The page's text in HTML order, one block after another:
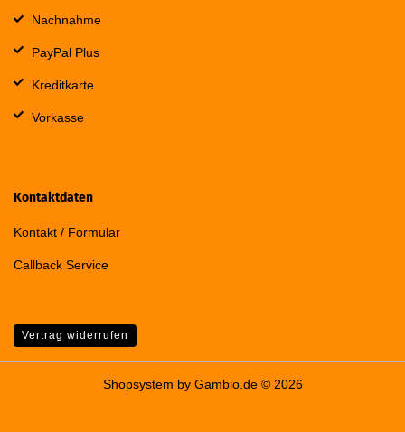
Nachnahme
PayPal Plus
Kreditkarte
Vorkasse
Kontaktdaten
Kontakt / Formular
Callback Service
Vertrag widerrufen
Shopsystem by Gambio.de © 2026